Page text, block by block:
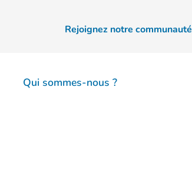
Rejoignez notre communauté
Qui sommes-nous ?